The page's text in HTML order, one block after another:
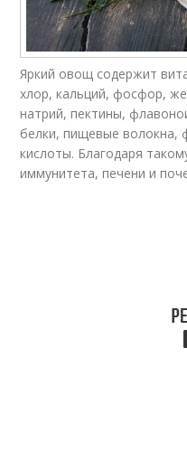
Яркий овощ содержит
хлор, кальций, фосфор,
натрий, пектины,
белки, пищевые волокна,
кислоты. Благодаря
иммунитета, печени и